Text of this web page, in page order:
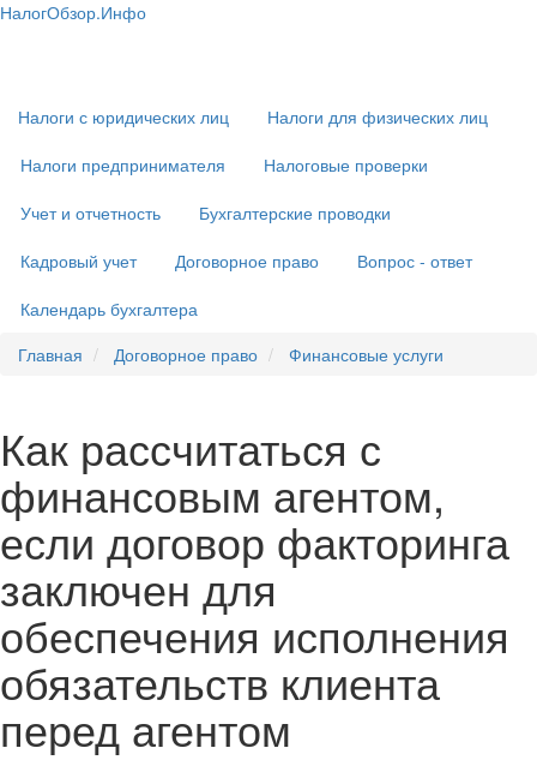
Перейти
НалогОбзор.Инфо
Налоги с юридических лиц
Налоги для физических лиц
Налоги предпринимателя
Налоговые проверки
Учет и отчетность
Бухгалтерские проводки
Кадровый учет
Договорное право
Вопрос - ответ
Календарь бухгалтера
Главная
Договорное право Финансовые услуги
Как рассчитаться с
финансовым агентом,
если договор факторинга
заключен для
обеспечения исполнения
обязательств клиента
перед агентом